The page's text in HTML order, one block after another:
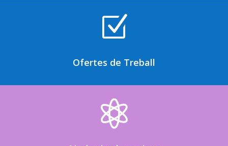
Z
Ofertes de Treball
